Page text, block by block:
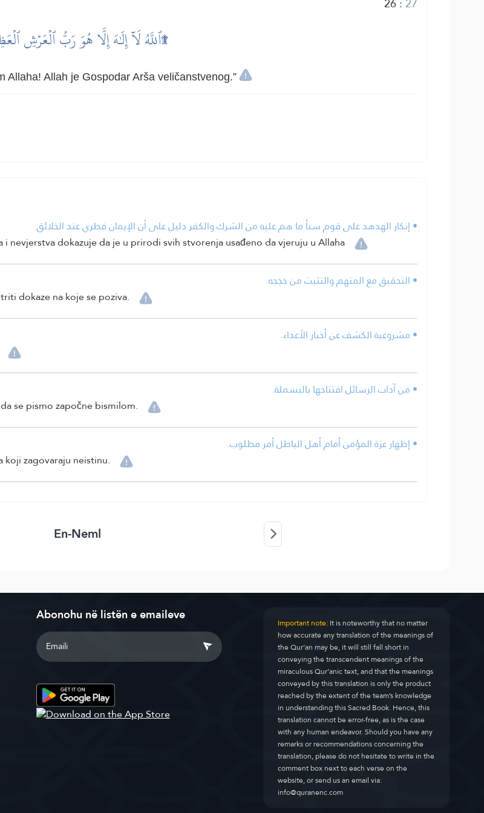
ٱللَّهُ لَآ إِلَٰهَ إِلَّا هُوَ رَبُّ ٱلۡعَرۡشِ ٱلۡعَظِيمِ۩
Allaha! Allah je Gospodar Arša veličanstvenog.”
• إنكار الهدهد على قوم سبأ ما هم عليه من الشرك والكفر دليل على أن الإيمان فطري عند الخلائق.
nevjerstva dokazuje da je u prirodi svih stvorenja usađeno da vjeruju u Allaha
• التحقيق مع المتهم والتثبت من حججه.
dokaze na koje se poziva.
• مشروعية الكشف عن أخبار الأعداء.
• من آداب الرسائل افتتاحها بالبسملة.
se pismo započne bismilom.
• إظهار عزة المؤمن أمام أهل الباطل أمر مطلوب.
zagovaraju neistinu.
En-Neml
Abonohu në listën e emaileve Important note:It is noteworthy that no matter
how accurate any translation of the meanings of
the Qur’an may be, it will still fall short in
conveying the transcendent meanings of the
miraculous Qur’anic text, and that the meanings
conveyed by this translation is only the product
reached by the extent of the team’s knowledge
in understanding this Sacred Book. Hence, this
translation cannot be error-free, as is the case
with any human endeavor. Should you have any
remarks or recommendations concerning the
translation, please do not hesitate to write in the
comment box next to each verse on the
website, or send us an email via:
info@quranenc.com